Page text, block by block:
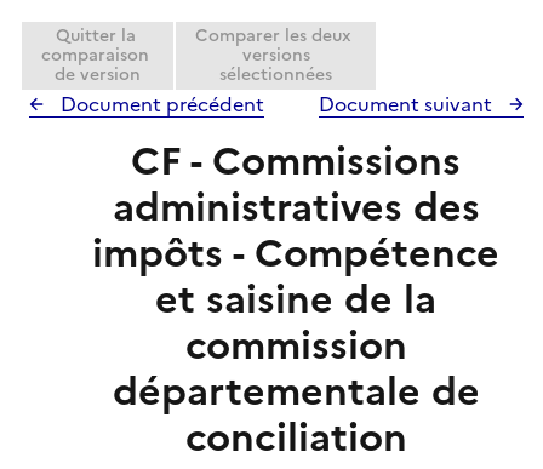
e
rQuitter la
comparaison
de version
Comparer les deux
versions
sélectionnées
Document précédent Document suivant
CF - Commissions
administratives des
impôts - Compétence
et saisine de la
commission
départementale de
conciliation